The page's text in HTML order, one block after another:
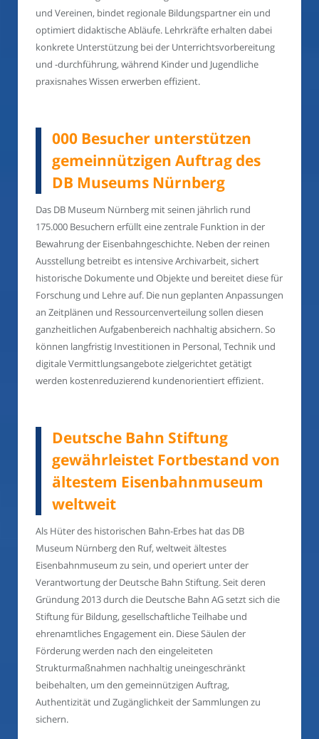
und Vereinen, bindet regionale Bildungspartner ein und
optimiert didaktische Abläufe. Lehrkräfte erhalten dabei
konkrete Unterstützung bei der Unterrichtsvorbereitung
und -durchführung, während Kinder und Jugendliche
praxisnahes Wissen erwerben effizient.
000 Besucher unterstützen
gemeinnützigen Auftrag des
DB Museums Nürnberg
Das DB Museum Nürnberg mit seinen jährlich rund
175.000 Besuchern erfüllt eine zentrale Funktion in der
Bewahrung der Eisenbahngeschichte. Neben der reinen
Ausstellung betreibt es intensive Archivarbeit, sichert
historische Dokumente und Objekte und bereitet diese für
Forschung und Lehre auf. Die nun geplanten Anpassungen
an Zeitplänen und Ressourcenverteilung sollen diesen
ganzheitlichen Aufgabenbereich nachhaltig absichern. So
können langfristig Investitionen in Personal, Technik und
digitale Vermittlungsangebote zielgerichtet getätigt
werden kostenreduzierend kundenorientiert effizient.
Deutsche Bahn Stiftung
gewährleistet Fortbestand von
ältestem Eisenbahnmuseum
weltweit
Als Hüter des historischen Bahn-Erbes hat das DB
Museum Nürnberg den Ruf, weltweit ältestes
Eisenbahnmuseum zu sein, und operiert unter der
Verantwortung der Deutsche Bahn Stiftung. Seit deren
Gründung 2013 durch die Deutsche Bahn AG setzt sich die
Stiftung für Bildung, gesellschaftliche Teilhabe und
ehrenamtliches Engagement ein. Diese Säulen der
Förderung werden nach den eingeleiteten
Strukturmaßnahmen nachhaltig uneingeschränkt
beibehalten, um den gemeinnützigen Auftrag,
Authentizität und Zugänglichkeit der Sammlungen zu
sichern.